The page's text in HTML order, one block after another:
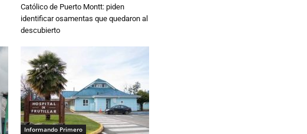
Católico de Puerto Montt: piden
identificar osamentas que quedaron al
descubierto
Informando Primero